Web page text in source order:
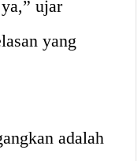
ujar
yang
adalah